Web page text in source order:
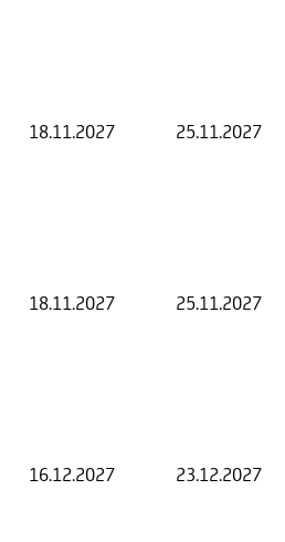
18.11.2027 25.11.2027
18.11.2027 25.11.2027
16.12.2027 23.12.2027